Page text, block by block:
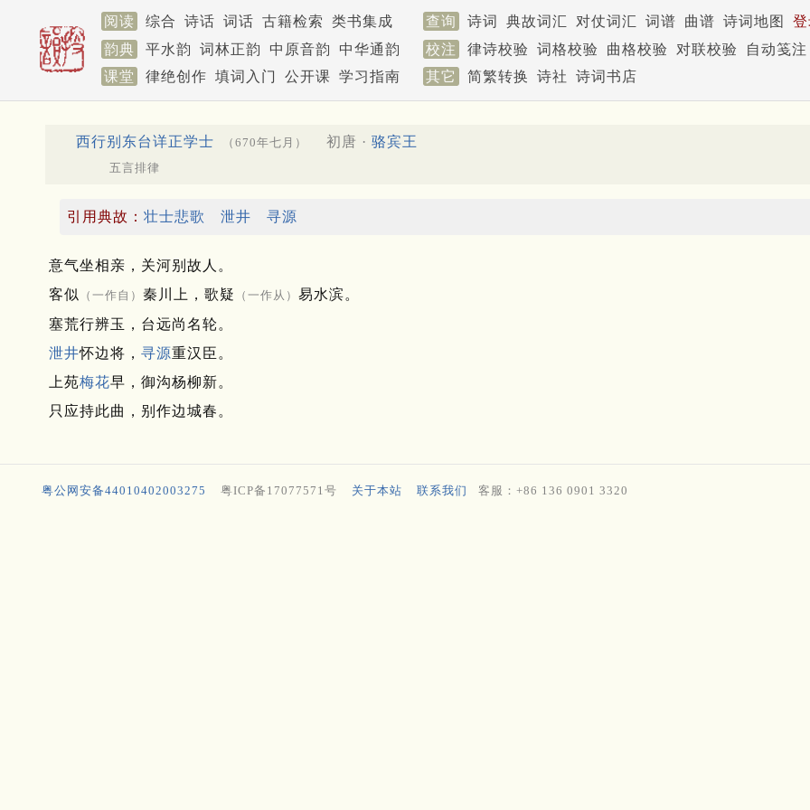
阅读 综合 诗话 词话 古籍检索 类书集成 查询 诗词 典故词汇 对仗词汇 词谱 曲谱 诗词地图
韵典
平水韵 词林正韵 中原音韵 中华通韵 校注 律诗校验 词格校验 曲格校验 对联校验
自动笺注
课堂
律绝创作 填词入门 公开课 学习指南 其它 简繁转换 诗社 诗词书店
西行别东台详正学士 （670年七月） 初唐 · 骆宾王
五言排律
引用典故： 壮士悲歌 泄井 寻源
意气坐相亲，关河别故人。
客似
（一作自） 秦川上，歌疑 （一作从） 易水滨。
塞荒行辨玉，台远尚名轮。
泄井怀边将， 寻源重汉臣。
上苑梅花早，御沟杨柳新。
只应持此曲，别作边城春。
粤公网安备44010402003275 粤ICP备17077571号 关于本站 联系我们 客服：+86 136 0901 3320